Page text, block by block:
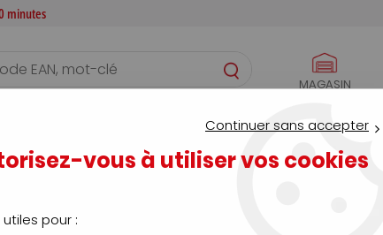
minutes
MAGASIN
SERVICES AGENCES
Continuer sans accepter
vous à utiliser vos cookies
pour :